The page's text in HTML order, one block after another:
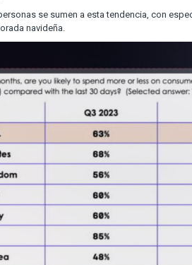
se sumen a esta tendencia, con
navideña.